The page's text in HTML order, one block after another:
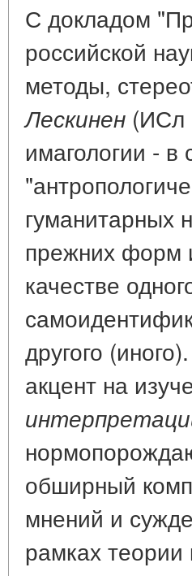
С докладом
российской
методы,
Лескинен (ИСл
имагологии -
гуманитарных
прежних форм
качестве
другого
акцент на
обширный
мнений и
рамках